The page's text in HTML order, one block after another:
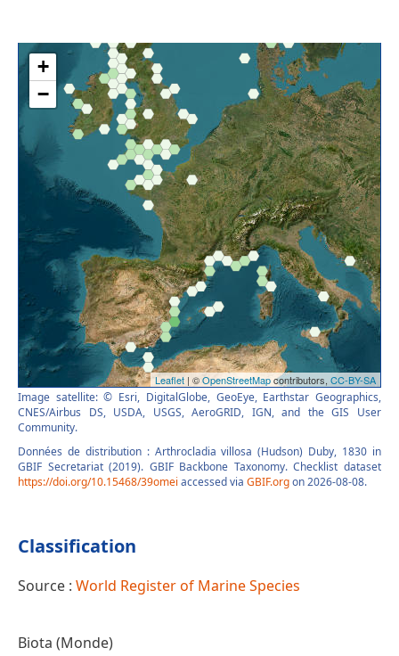
Image satellite: © Esri, DigitalGlobe, GeoEye, Earthstar Geographics,
CNES/Airbus DS, USDA, USGS, AeroGRID, IGN, and the GIS User
Community.
Données de distribution : Arthrocladia villosa (Hudson) Duby, 1830 in
GBIF Secretariat (2019). GBIF Backbone Taxonomy. Checklist dataset
https://doi.org/10.15468/39omei accessed via GBIF.orgon 2026-08-08.
Classification
Source : World Register of Marine Species
Biota (Monde)